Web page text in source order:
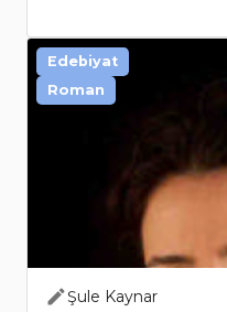
Şule Kaynar
Edebiyat
Roman